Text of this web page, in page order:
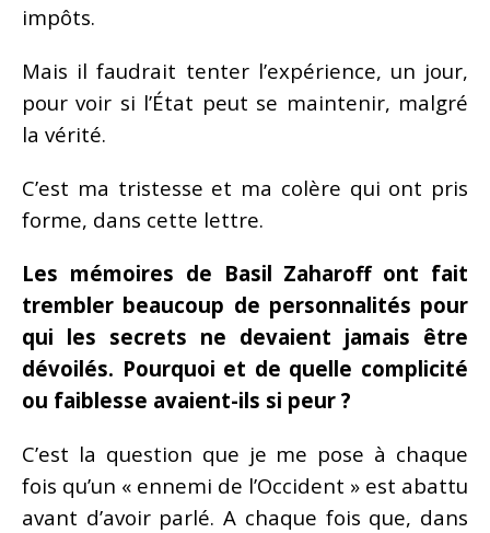
impôts.
Mais il faudrait tenter l’expérience, un jour,
pour voir si l’État peut se maintenir, malgré
la vérité.
C’est ma tristesse et ma colère qui ont pris
forme, dans cette lettre.
Les mémoires de Basil Zaharoff ont fait
trembler beaucoup de personnalités pour
qui les secrets ne devaient jamais être
dévoilés. Pourquoi et de quelle complicité
ou faiblesse avaient-ils si peur ?
C’est la question que je me pose à chaque
fois qu’un « ennemi de l’Occident » est abattu
avant d’avoir parlé. A chaque fois que, dans